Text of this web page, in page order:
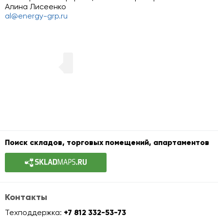
Алина Лисеенко
al@energy-grp.ru
Поиск складов, торговых помещений, апартаментов
Контакты
Техподдержка: +7 812 332-53-73